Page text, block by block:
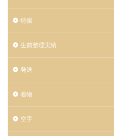
特撮
生前整理実績
発送
着物
空手